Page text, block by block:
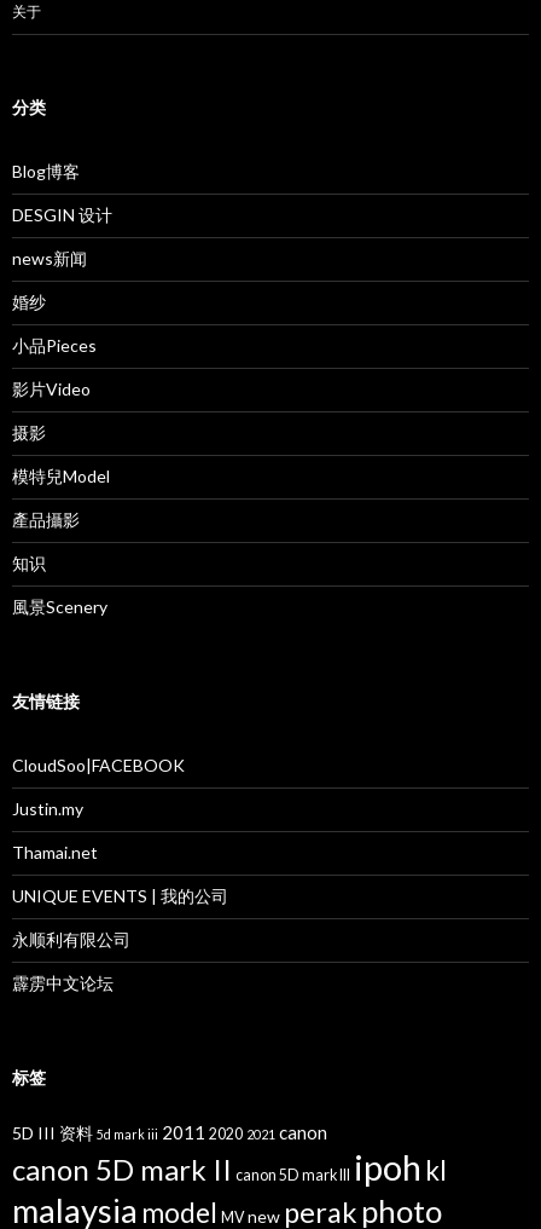
关于
分类
Blog博客
DESGIN 设计
news新闻
婚纱
小品Pieces
影片Video
摄影
模特兒Model
產品攝影
知识
風景Scenery
友情链接
CloudSoo|FACEBOOK
Justin.my
Thamai.net
UNIQUE EVENTS | 我的公司
永顺利有限公司
霹雳中文论坛
标签
5D III 资料 5d mark iii 2011 2020 2021 canon
canon 5D mark II canon 5D mark III ipoh kl
malaysia model MV new perak photo